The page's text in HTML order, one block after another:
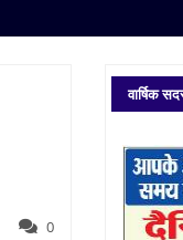
0
वार्षिक